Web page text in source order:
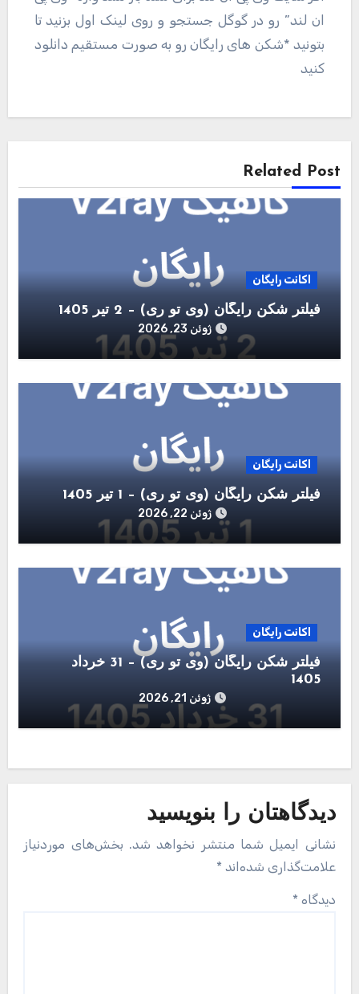
ان لند” رو در گوگل جستجو و روی لینک اول بزنید تا
بتونید *شکن های رایگان رو به صورت مستقیم دانلود
کنید
راهبری
Related Post
اکانت رایگان
فیلتر شکن رایگان (وی تو ری) – 2 تیر 1405
ژوئن 23, 2026
اکانت رایگان
فیلتر شکن رایگان (وی تو ری) – 1 تیر 1405
ژوئن 22, 2026
اکانت رایگان
فیلتر شکن رایگان (وی تو ری) – 31 خرداد
1405
ژوئن 21, 2026
دیدگاهتان را بنویسید
نشانی ایمیل شما منتشر نخواهد شد. بخش‌های موردنیاز
علامت‌گذاری شده‌اند *
دیدگاه *